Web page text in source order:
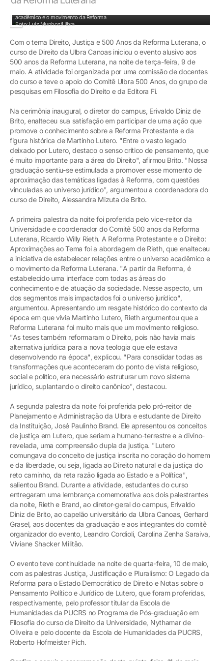
acadêmico e o movimento da Reforma
Foto: Luiz Munhoz/Ulbra
Com o tema Direito, Justiça e 500 Anos da Reforma Luterana, o
curso de Direito da Ulbra Canoas iniciou o evento alusivo aos
500 anos da Reforma Luterana, na noite de terça-feira, 9 de
maio. A atividade foi organizada por uma comissão de docentes
do curso e teve o apoio do Comitê Ulbra 500 Anos, do grupo de
pesquisas em Filosofia do Direito e da Editora Fi.
Na cerimônia inaugural, o diretor do campus, Erivaldo Diniz de
Brito, enalteceu sua satisfação em participar de uma ação que
promove o conhecimento sobre a Reforma Protestante e da
figura histórica de Martinho Lutero. "Entre o vasto legado
deixado por Lutero, destaco o senso crítico de pensamento, que
é muito importante para a área do Direito", afirmou Brito. "Nossa
graduação sentiu-se estimulada a promover esse momento de
aproximação das temáticas ligadas à Reforma, com questões
vinculadas ao universo jurídico", argumentou a coordenadora do
curso de Direito, Alessandra Mizuta de Brito.
A primeira palestra da noite foi proferida pelo vice-reitor da
Universidade e coordenador do Comitê 500 anos da Reforma
Luterana, Ricardo Willy Rieth. A Reforma Protestante e o Direito:
Aproximações ao Tema foi a abordagem de Rieth, que enalteceu
a iniciativa de estabelecer relações entre o universo acadêmico e
o movimento da Reforma Luterana. "A partir da Reforma, é
estabelecido uma interface com todas as áreas do
conhecimento e de atuação da sociedade. Nesse aspecto, um
dos segmentos mais impactados foi o universo jurídico",
argumentou. Apresentando um resgate histórico do contexto da
época em que vivia Martinho Lutero, Rieth argumentou que a
Reforma Luterana foi muito mais que um movimento religioso.
"As teses também reformaram o Direito, pois não havia mais
alternativa jurídica para a nova teologia que ele estava
desenvolvendo na época", explicou. "Para consolidar todas as
transformações que aconteceram do ponto de vista religioso,
social e político, era necessário estruturar um novo sistema
jurídico, suplantando o direito canônico", destacou.
A segunda palestra da noite foi proferida pelo pró-reitor de
Planejamento e Administração da Ulbra e estudante de Direito
da Instituição, José Paulinho Brand. Ele apresentou os conceitos
de justiça em Lutero, que seriam a humano-terrestre e a divino-
revelada, uma compreensão dupla da justiça. "Lutero
comungava do conceito de justiça inscrita no coração do homem
e da liberdade, ou seja, ligada ao Direito natural e da justiça do
reto caminho, da reta razão ligada ao Estado e a Política",
salientou Brand. Durante a atividade, estudantes do curso
entregaram uma lembrança comemorativa aos dois palestrantes
da noite, Rieth e Brand, ao diretor-geral do campus, Erivaldo
Diniz de Brito, ao capelão universitário da Ulbra Canoas, Gerhard
Grasel, aos docentes da graduação e aos integrantes do comitê
organizador do evento, Leandro Cordioli, Carolina Zenha Saraiva,
Viviane Shacker Militão.
O evento teve continuidade na noite de quarta-feira, 10 de maio,
com as palestras Justiça, Justificação e Pluralismo: O Legado da
Reforma para o Estado Democrático de Direito e Notas sobre o
Pensamento Político e Jurídico de Lutero, que foram proferidas,
respectivamente, pelo professor titular da Escola de
Humanidades da PUCRS no Programa de Pós-graduação em
Filosofia do curso de Direito da Universidade, Nythamar de
Oliveira e pelo docente da Escola de Humanidades da PUCRS,
Roberto Hofmeister Pich.